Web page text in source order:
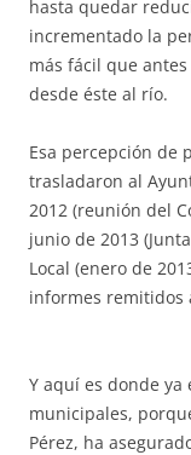
hasta quedar
incrementado la
más fácil que
desde éste al río.
Esa percepción de
trasladaron al
2012 (reunión del
junio de 2013
Local (enero de
informes remitidos
Y aquí es donde
municipales,
Pérez, ha